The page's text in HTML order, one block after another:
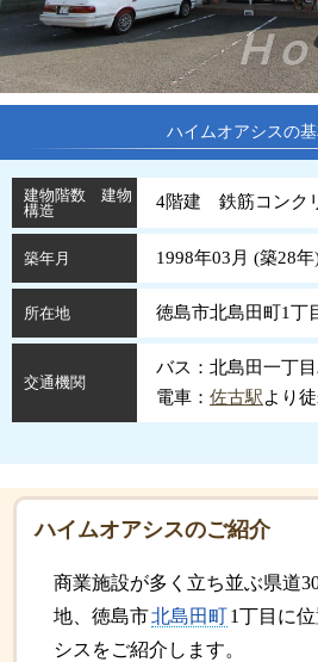
ハイムオアシスの
建物階数 建物
構造
4階建 鉄筋コンク
築年月 1998年03月 (築28年
所在地 徳島市北島田町1丁
交通機関
バス：北島田一丁
電車： 佐古駅より
ハイムオアシスのご紹介
商業施設が多く立ち並ぶ県道
地、徳島市北島田町1丁目に
シスをご紹介します。